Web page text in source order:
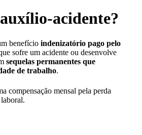
acidente?
benefícioindenizatório pago pelo
sofre um acidente ou desenvolve
sequelas permanentes que
de trabalho.
compensação mensal pela perda